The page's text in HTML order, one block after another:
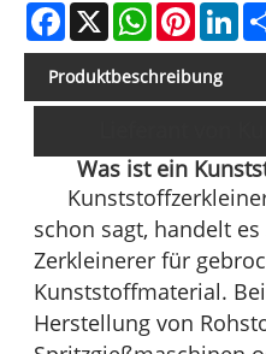
Facebook
X WhatsAppPinterest
Produktbeschreibung
Was ist ein
schon sagt, handelt
Zerkleinerer für
Kunststoffmaterial.
Herstellung von